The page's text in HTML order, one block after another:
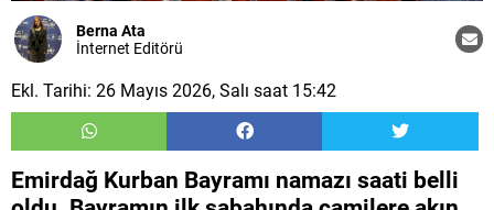
Berna Ata
İnternet Editörü
Ekl. Tarihi: 26 Mayıs 2026, Salı saat 15:42
Emirdağ Kurban Bayramı namazı saati belli